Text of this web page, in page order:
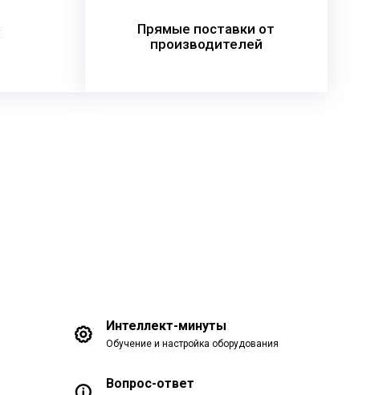
Прямые поставки от
производителей
Интеллект-минуты
Обучение и настройка оборудования
Вопрос-ответ